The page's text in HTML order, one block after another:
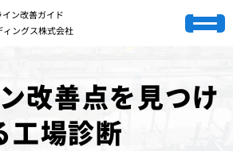
ン改善ガイド
ングス株式会社
改善点を見つけ
工場診断